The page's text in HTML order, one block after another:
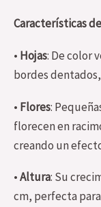
Características
• Hojas: De color
bordes
• Flores:
florecen en
creando un
•Altura: Su
cm, perfecta